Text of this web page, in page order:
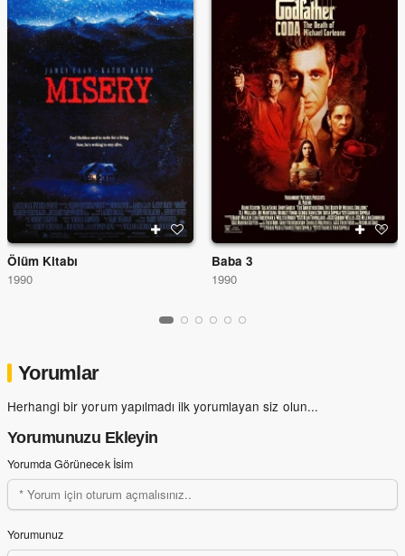
Ölüm Kitabı
1990
Baba 3
1990
Yorumlar
Herhangi bir yorum yapılmadı ilk yorumlayan siz olun...
Yorumunuzu Ekleyin
Yorumda Görünecek İsim
Yorumunuz